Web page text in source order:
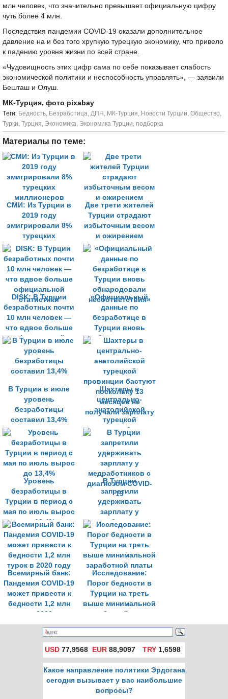
млн человек, что значительно превышает официальную цифру
чуть более 4 млн.
Последствия пандемии COVID-19 оказали дополнительное
давление на и без того хрупкую турецкую экономику, что привело
к падению уровня жизни по всей стране.
«Чудовищность этих цифр сама по себе показывает слабость
экономической политики и неспособность управлять», — заявили
Бешташ и Олуш.
МК-Турция, фото pixabay
Tеги: Бедность, Безработица, ДПН , МК-Турция, Новости Турции, Общество,
Турки, Турция, Экономика, Экономика Турции, подборка
Материалы по теме:
СМИ: Из Турции в
2019 году
эмигрировали 8%
турецких
миллионеров
Две трети жителей
Турции страдают
избыточным весом
и ожирением
DISK: В Турции
безработных почти
10 млн человек —
что вдвое больше
официальной
статистики
«Официальный
данные по
безработице в
Турции вновь
обнародовали
несоответствия»
В Турции в июле
уровень
безработицы
составил 13,4%
Шахтеры в
центрально-
анатолийской
турецкой
провинции бастуют
поскольку 13
месяцев не
получали зарплату
Уровень
безработицы в
Турции в период с
мая по июль вырос
до 13,4%
В Турции
запретили
удерживать
зарплату у
медработников с
диагнозом COVID-
19
Всемирный банк:
Пандемия COVID-19
может привести к
бедности 1,2 млн
турок в 2020 году
Исследование:
Порог бедности в
Турции на треть
выше минимальной
заработной платы
USD 77,9568 EUR 88,9097 TRY1,6598
Какое направление политики Эрдогана
сегодня вызывает у вас наибольшие
вопросы?